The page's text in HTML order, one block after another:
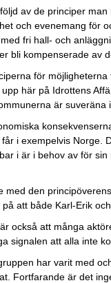
av de principer
och evenemang för
fri hall- och
bli kompenserade av
för
här på Idrottens
är suveräna
i exempelvis Norge.
i är i behov av för
med den
att både Karl-Erik
också att många
signalen att alla inte
har varit med
Fortfarande är det